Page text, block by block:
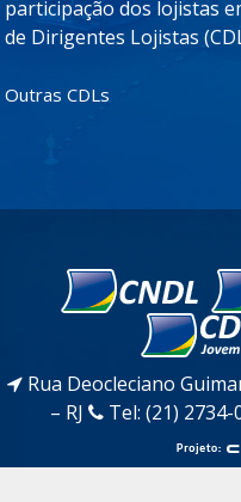
participação dos lojistas
de Dirigentes Lojistas
Outras CDLs
Rua Deocleciano
– RJ
Tel: (21)